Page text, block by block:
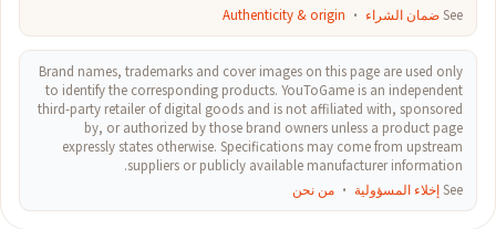
Seeضمان الشراء ·
Authenticity & origin
Brand names, trademarks and cover images on this page are used only
to identify the corresponding products. YouToGame is an independent
third-party retailer of digital goods and is not affiliated with, sponsored
by, or authorized by those brand owners unless a product page
expressly states otherwise. Specifications may come from upstream
suppliers or publicly available manufacturer information.
Seeإخلاء المسؤولية · من نحن